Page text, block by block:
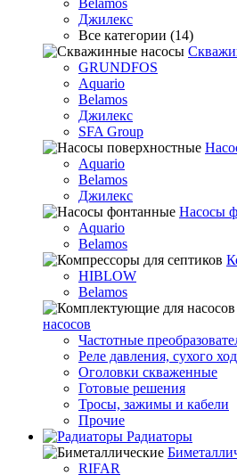
Belamos
Джилекс
Все категории (14)
GRUNDFOS
Aquario
Belamos
Джилекс
SFA Group
Aquario
Belamos
Джилекс
Насосы
Aquario
Belamos
HIBLOW
Belamos
насосов
Частотные
Реле давления, сухого
Оголовки скваженные
Готовые решения
Тросы, зажимы и кабели
Прочие
Радиаторы
RIFAR